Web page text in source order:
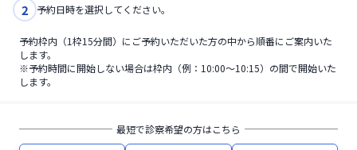
2 予約日時を選択してください。
予約枠内（1枠15分間）にご予約いただいた方の中から順番にご案内いた
します。
※予約時間に開始しない場合は枠内（例：10:00〜10:15）の間で開始いた
します。
最短で診察希望の方はこちら